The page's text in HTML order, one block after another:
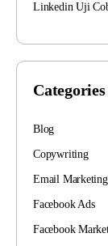
Linkedin Uji
Categories
Blog
Copywriting
Email Marketing
Facebook Ads
Facebook